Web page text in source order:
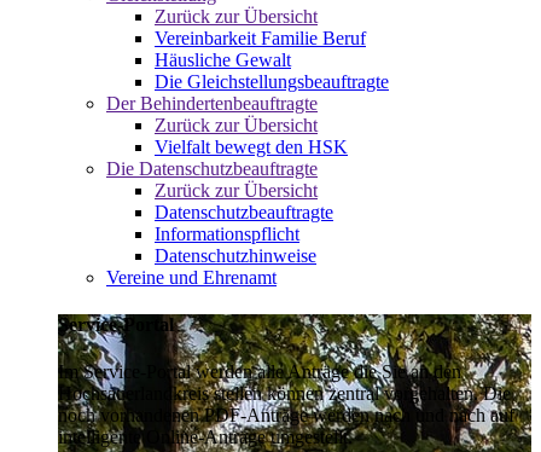
Zurück zur Übersicht
Vereinbarkeit Familie Beruf
Häusliche Gewalt
Die Gleichstellungsbeauftragte
Der Behindertenbeauftragte
Zurück zur Übersicht
Vielfalt bewegt den HSK
Die Datenschutzbeauftragte
Zurück zur Übersicht
Datenschutzbeauftragte
Informationspflicht
Datenschutzhinweise
Vereine und Ehrenamt
Service-Portal
Im Service-Portal werden alle Anträge die Sie an den
Hochsauerlandkreis stellen können zentral vorgehalten. Die
noch vorhandenen PDF-Anträge werden nach und nach auf
intelligente Online-Anträge umgestellt.